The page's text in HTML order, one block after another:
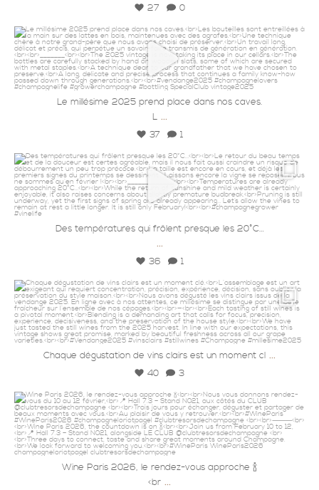
27 0
champagneloriotpagel
3 Apr
Le millésime 2025 prend place dans nos caves.
L ...
37 1
champagneloriotpagel
26 Feb
Des températures qui frôlent presque les 20°C…
...
36 1
champagneloriotpagel
20 Feb
Chaque dégustation de vins clairs est un moment cl ...
40 3
champagneloriotpagel
3 Feb
Wine Paris 2026, le rendez-vous approche 🍾
<br ...